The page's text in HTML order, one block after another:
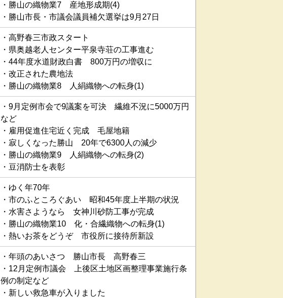
・勝山の織物業7 産地形成期(4)
・勝山市長・市議会議員補欠選挙は9月27日
・高野春三市政スタート
・県奥越老人センター平泉寺荘の工事進む
・44年度水道財政白書 800万円の増収に
・改正された農地法
・勝山の織物業8 人絹織物への転身(1)
・9月定例市会で9議案を可決 繊維不況に5000万円
など
・雇用促進住宅近く完成 毛屋地籍
・寂しくなった勝山 20年で6300人の減少
・勝山の織物業9 人絹織物への転身(2)
・豆消防士を表彰
・ゆく年70年
・市のふところぐあい 昭和45年度上半期の状況
・水害さようなら 女神川砂防工事が完成
・勝山の織物業10 化・合繊織物への転身(1)
・熱いお茶をどうぞ 市役所に接待所新設
・年頭のあいさつ 勝山市長 高野春三
・12月定例市議会 上後区土地区画整理事業施行条
例の制定など
・新しい救急車が入りました